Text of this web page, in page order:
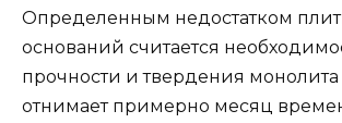
Определенным недостатком
оснований считается
прочности и твердения монолита
отнимает примерно месяц